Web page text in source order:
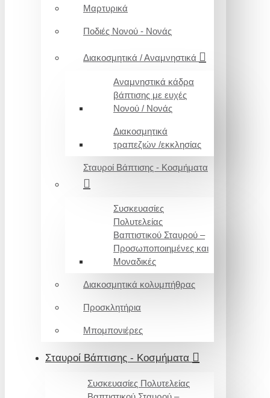
Μαρτυρικά
Ποδιές Νονού - Νονάς
Διακοσμητικά / Αναμνηστικά
Αναμνηστικά κάδρα
βάπτισης με ευχές
Νονού / Νονάς
Διακοσμητικά
τραπεζιών /εκκλησίας
Σταυροί Βάπτισης - Κοσμήματα
Συσκευασίες
Πολυτελείας
Βαπτιστικού Σταυρού –
Προσωποποιημένες και
Μοναδικές
Διακοσμητικά κολυμπήθρας
Προσκλητήρια
Μπομπονιέρες
Σταυροί Βάπτισης - Κοσμήματα
Συσκευασίες Πολυτελείας